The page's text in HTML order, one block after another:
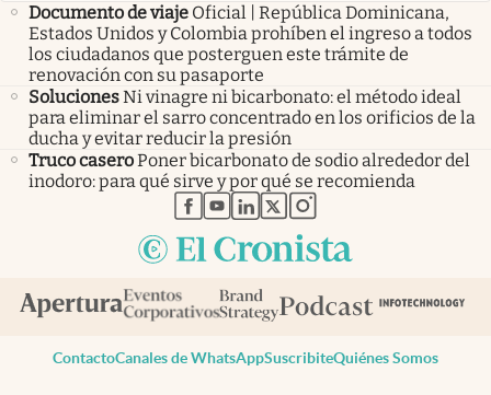
Documento de viaje Oficial | República Dominicana,
Estados Unidos y Colombia prohíben el ingreso a todos
los ciudadanos que posterguen este trámite de
renovación con su pasaporte
SolucionesNi vinagre ni bicarbonato: el método ideal
para eliminar el sarro concentrado en los orificios de la
ducha y evitar reducir la presión
Truco caseroPoner bicarbonato de sodio alrededor del
inodoro: para qué sirve y por qué se recomienda
abre en nueva pestaña
abre en nueva pestaña
abre en nueva pestaña
abre en nueva pestaña
abre en nueva pestaña
ContactoCanales de WhatsAppSuscribiteQuiénes Somos